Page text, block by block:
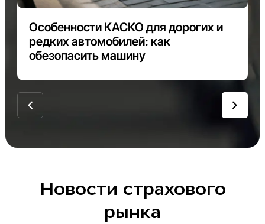
Особенности КАСКО для дорогих и
редких автомобилей: как
обезопасить машину
Новости страхового
рынка